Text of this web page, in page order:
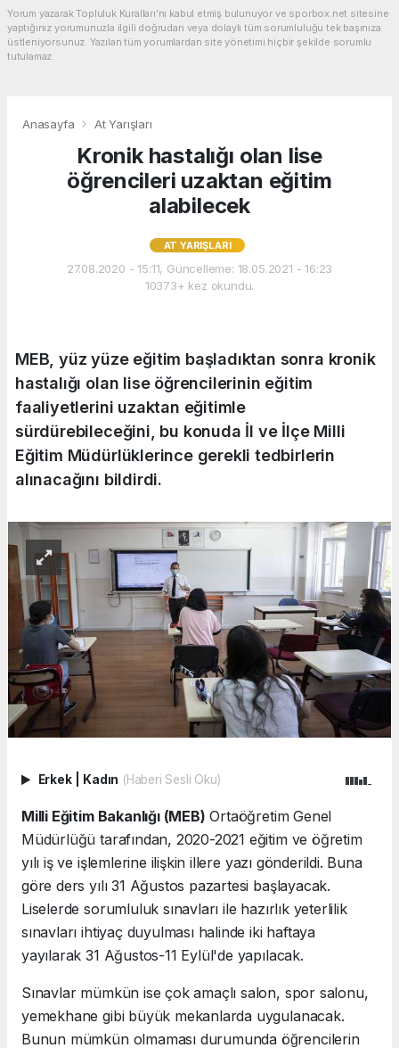
Yorum yazarak Topluluk Kuralları’nı kabul etmiş bulunuyor ve sporbox.net sitesine
yaptığınız yorumunuzla ilgili doğrudan veya dolaylı tüm sorumluluğu tek başınıza
üstleniyorsunuz. Yazılan tüm yorumlardan site yönetimi hiçbir şekilde sorumlu
tutulamaz.
Anasayfa At Yarışları
Kronik hastalığı olan lise
öğrencileri uzaktan eğitim
alabilecek
AT YARIŞLARI
27.08.2020 - 15:11, Güncelleme: 18.05.2021 - 16:23
10373+ kez okundu.
MEB, yüz yüze eğitim başladıktan sonra kronik
hastalığı olan lise öğrencilerinin eğitim
faaliyetlerini uzaktan eğitimle
sürdürebileceğini, bu konuda İl ve İlçe Milli
Eğitim Müdürlüklerince gerekli tedbirlerin
alınacağını bildirdi.
Erkek Kadın (Haberi Sesli Oku)
Milli Eğitim Bakanlığı (MEB) Ortaöğretim Genel
Müdürlüğü tarafından, 2020-2021 eğitim ve öğretim
yılı iş ve işlemlerine ilişkin illere yazı gönderildi. Buna
göre ders yılı 31 Ağustos pazartesi başlayacak.
Liselerde sorumluluk sınavları ile hazırlık yeterlilik
sınavları ihtiyaç duyulması halinde iki haftaya
yayılarak 31 Ağustos-11 Eylül'de yapılacak.
Sınavlar mümkün ise çok amaçlı salon, spor salonu,
yemekhane gibi büyük mekanlarda uygulanacak.
Bunun mümkün olmaması durumunda öğrencilerin